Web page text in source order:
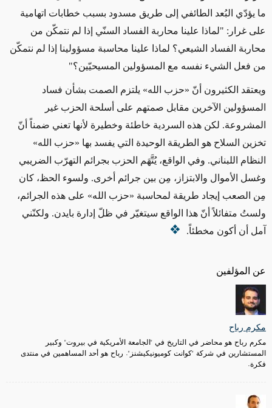
عن المؤلفين
مكرم رباح
مكرم رباح هو محاضر في التاريخ في "الجامعة الأمريكية في بيروت" وكبير
المستشارين في شركة "كوانت كوميونيكيشنز". رباح هو أحد المساهمين في منتدى
فكرة.
ما يؤدّي البُعد الطائفي إلى طريق مسدود بسبب خطابات اتهامية
على غرار: "لماذا علينا محاربة الفساد السنّي إذا لم نتمكّن من
محاربة الفساد الشيعي؟ لماذا علينا محاسبة مسؤولينا إذا لم نتمكّن
من فعل الشيء نفسه مع المسؤولين المسيحيّين؟"
ويعتقد الكثيرون أنّ «حزب الله» يلتزم الصمت بشأن فساد
المسؤولين الآخرين مقابل صمتهم على أسلحة الحزب غير
المشروعة. لكن هذه السردية خاطئة وخطيرة لأنها تعني ضمناً أنّ
تخزين السلاح هو الطريقة الوحيدة التي يفسد بها «حزب الله»
النظام اللبناني. وفي الواقع، يُتَّهَم الحزب بجرائم التهرّب الضريبي
وغسل الأموال والابتزاز، مِن بين جرائم أخرى. ولسوء الحظ، كان
مِن الصعب إيجاد طريقة لمحاسبة «حزب الله» على هذه الجرائم،
ولستُ متفائلاً أنّ هذا الواقع سيتغيّر في ظلّ إدارة بايدن. ولكنّني
آمل أن أكون مخطئاً.